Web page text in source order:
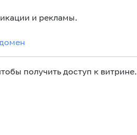
и рекламы.
получить доступ к витрине.